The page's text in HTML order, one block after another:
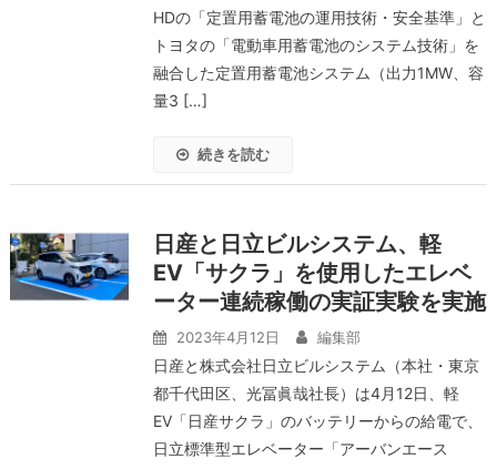
HDの「定置用蓄電池の運用技術・安全基準」と
トヨタの「電動車用蓄電池のシステム技術」を
融合した定置用蓄電池システム（出力1MW、容
量3 […]
続きを読む
日産と日立ビルシステム、軽
EV「サクラ」を使用したエレベ
ーター連続稼働の実証実験を実施
2023年4月12日 編集部
日産と株式会社日立ビルシステム（本社・東京
都千代田区、光冨眞哉社長）は4月12日、軽
EV「日産サクラ」のバッテリーからの給電で、
日立標準型エレベーター「アーバンエース